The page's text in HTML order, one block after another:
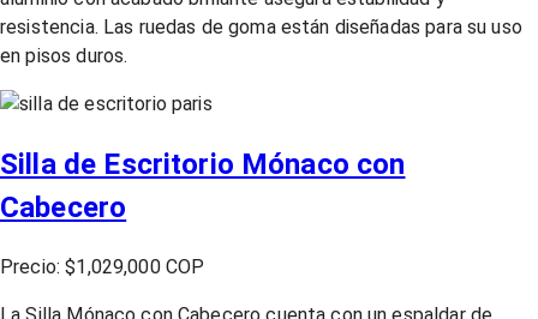
resistencia. Las ruedas de goma están diseñadas para su uso
en pisos duros.
Silla de Escritorio Mónaco con
Cabecero
Precio: $1,029,000 COP